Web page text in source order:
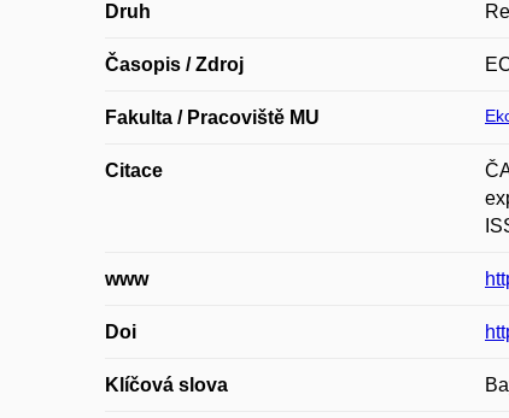
Druh
Časopis / Zdroj
Fakulta / Pracoviště MU
Citace
www
Doi
Klíčová slova